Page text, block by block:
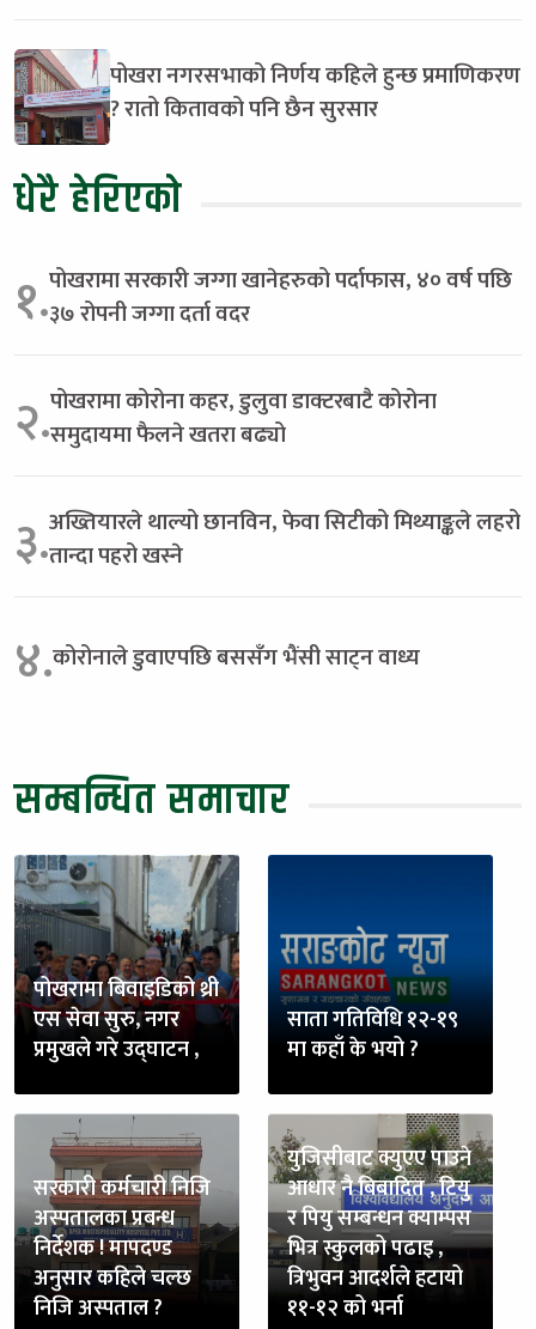
पोखरा नगरसभाको निर्णय कहिले हुन्छ प्रमाणिकरण
? रातो कितावको पनि छैन सुरसार
धेरै हेरिएको
१.पोखरामा सरकारी जग्गा खानेहरुको पर्दाफास, ४० वर्ष पछि
३७ रोपनी जग्गा दर्ता वदर
२.पोखरामा कोरोना कहर, डुलुवा डाक्टरबाटै कोरोना
समुदायमा फैलने खतरा बढ्यो
३.अख्तियारले थाल्यो छानविन, फेवा सिटीको मिथ्याङ्कले लहरो
तान्दा पहरो खस्ने
४.कोरोनाले डुवाएपछि बससँग भैंसी साट्न वाध्य
सम्बन्धित समाचार
पोखरामा बिवाइडिको थ्री
एस सेवा सुरु, नगर
प्रमुखले गरे उद्घाटन ,
साता गतिविधि १२-१९
मा कहाँ के भयो ?
सरकारी कर्मचारी निजि
अस्पतालका प्रबन्ध
निर्देशक ! मापदण्ड
अनुसार कहिले चल्छ
निजि अस्पताल ?
युजिसीबाट क्युएए पाउने
आधार नै बिबादित , टियु
र पियु सम्बन्धन क्याम्पस
भित्र स्कुलको पढाइ ,
त्रिभुवन आदर्शले हटायो
११-१२ को भर्ना